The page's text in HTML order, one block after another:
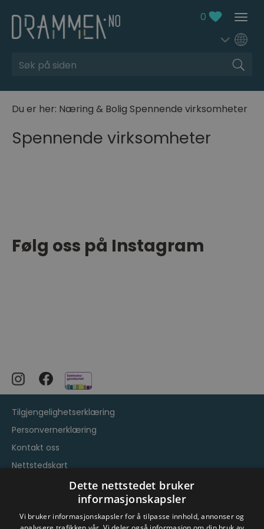
0
Søk
Du er her: Næring & Bolig Spennende virksomheter
Spennende virksomheter
Følg oss på Instagram
Tilgjengelighetserklæring
Personvernerklæring
Kontakt oss
Nettstedskart
Vilkår og betingelserDette nettstedet bruker
informasjonskapsler
Vi bruker informasjonskapsler for å tilpasse innhold, annonser og